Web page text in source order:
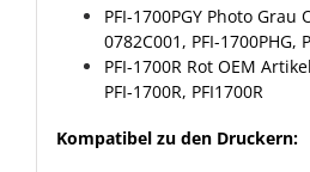
PFI-1700PGY Photo Grau
0782C001, PFI-1700PHG,
PFI-1700R RotOEM
PFI-1700R, PFI1700R
Kompatibel zu den Druckern: